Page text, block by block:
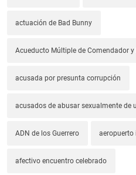
actuación de Bad Bunny
Acueducto Múltiple de Comendador y
acusada por presunta corrupción
acusados de abusar sexualmente de
ADN de los Guerrero aeropuerto
afectivo encuentro celebrado